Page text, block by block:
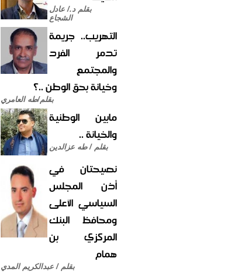
بقلم د./ عادل
الشجاع
التهريب.. جريمة
تدمر الفرد
والمجتمع
وخيانة بحق الوطن ..؟
بقلم/طه العامري
مابين الوطنية
والخيانة ..
بقلم / طه عزالدين
نصيحتان في
أذن المجلس
السياسي الأعلى
ومحافظ البنك
المركزي بن
همام
بقلم / عبدالكريم المدي